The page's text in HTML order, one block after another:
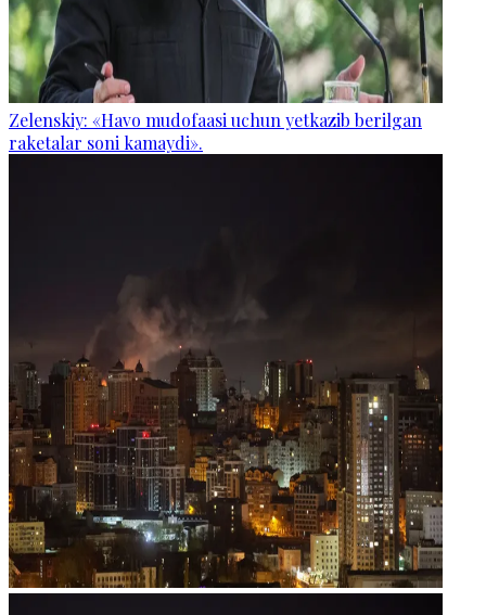
Zelenskiy: «Havo mudofaasi uchun yetkazib berilgan
raketalar soni kamaydi».